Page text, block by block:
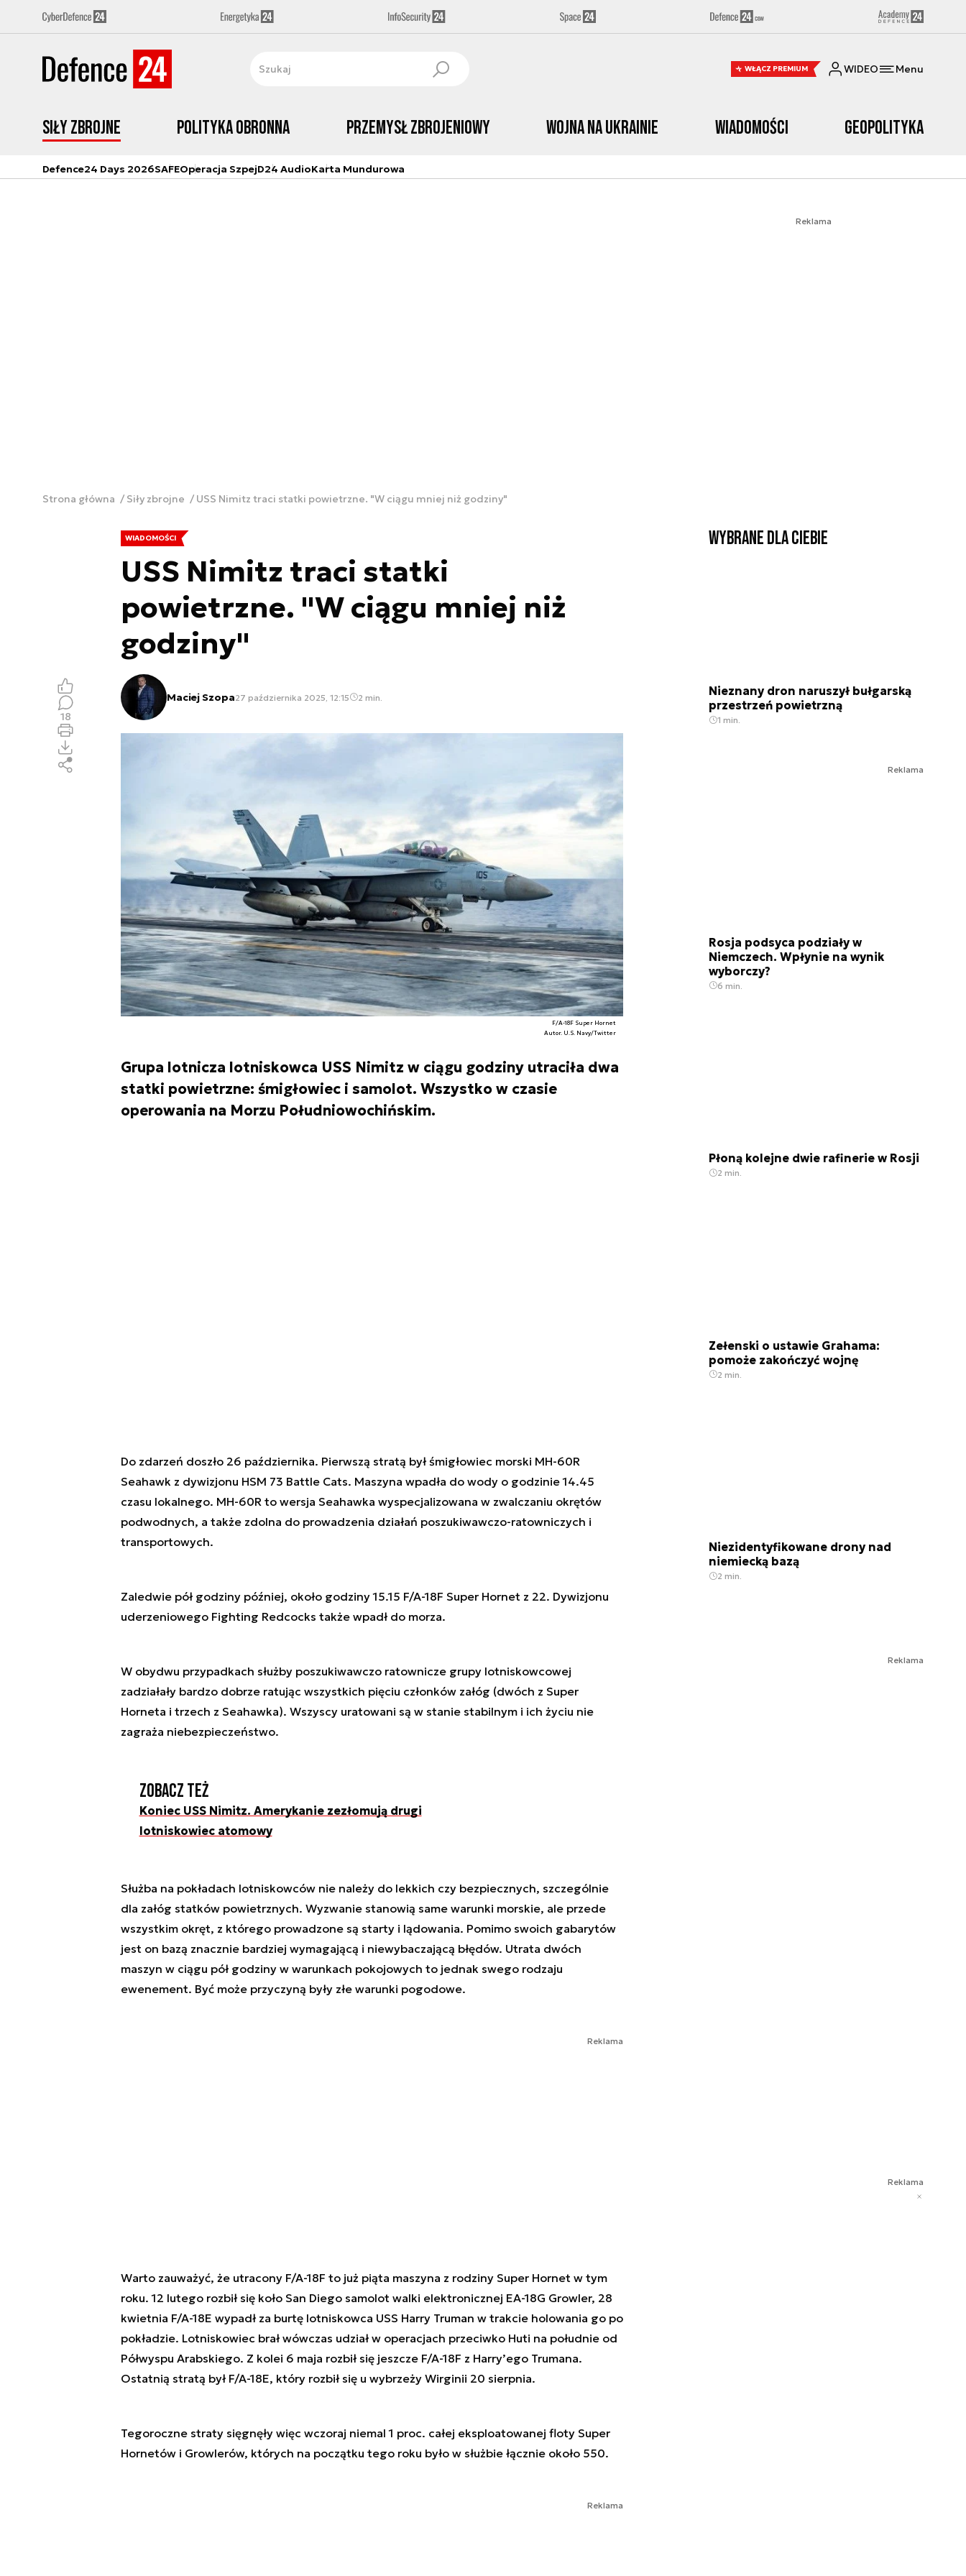
WŁĄCZ PREMIUM WIDEO Menu
Siły zbrojne Polityka obronna Przemysł Zbrojeniowy Wojna na Ukrainie Wiadomości Geopolityka
Defence24 Days 2026SAFEOperacja SzpejD24 AudioKarta Mundurowa
Reklama
Strona główna Siły zbrojne USS Nimitz traci statki powietrzne. "W ciągu mniej niż godziny"
WIADOMOŚCI
USS Nimitz traci statki
powietrzne. "W ciągu mniej niż
godziny"
Maciej Szopa27 października 2025, 12:15 2 min.
F/A-18F Super Hornet
Autor. U.S. Navy/Twitter
Grupa lotnicza lotniskowca USS Nimitz w ciągu godziny utraciła dwa
statki powietrzne: śmigłowiec i samolot. Wszystko w czasie
operowania na Morzu Południowochińskim.
18
Do zdarzeń doszło 26 października. Pierwszą stratą był śmigłowiec morski MH-60R
Seahawk z dywizjonu HSM 73 Battle Cats. Maszyna wpadła do wody o godzinie 14.45
czasu lokalnego. MH-60R to wersja Seahawka wyspecjalizowana w zwalczaniu okrętów
podwodnych, a także zdolna do prowadzenia działań poszukiwawczo-ratowniczych i
transportowych.
Zaledwie pół godziny później, około godziny 15.15 F/A-18F Super Hornet z 22. Dywizjonu
uderzeniowego Fighting Redcocks także wpadł do morza.
W obydwu przypadkach służby poszukiwawczo ratownicze grupy lotniskowcowej
zadziałały bardzo dobrze ratując wszystkich pięciu członków załóg (dwóch z Super
Horneta i trzech z Seahawka). Wszyscy uratowani są w stanie stabilnym i ich życiu nie
zagraża niebezpieczeństwo.
Zobacz też
Koniec USS Nimitz. Amerykanie zezłomują drugi
lotniskowiec atomowy
Służba na pokładach lotniskowców nie należy do lekkich czy bezpiecznych, szczególnie
dla załóg statków powietrznych. Wyzwanie stanowią same warunki morskie, ale przede
wszystkim okręt, z którego prowadzone są starty i lądowania. Pomimo swoich gabarytów
jest on bazą znacznie bardziej wymagającą i niewybaczającą błędów. Utrata dwóch
maszyn w ciągu pół godziny w warunkach pokojowych to jednak swego rodzaju
ewenement. Być może przyczyną były złe warunki pogodowe.
Reklama
Warto zauważyć, że utracony F/A-18F to już piąta maszyna z rodziny Super Hornet w tym
roku. 12 lutego rozbił się koło San Diego samolot walki elektronicznej EA-18G Growler, 28
kwietnia F/A-18E wypadł za burtę lotniskowca USS Harry Truman w trakcie holowania go po
pokładzie. Lotniskowiec brał wówczas udział w operacjach przeciwko Huti na południe od
Półwyspu Arabskiego. Z kolei 6 maja rozbił się jeszcze F/A-18F z Harry’ego Trumana.
Ostatnią stratą był F/A-18E, który rozbił się u wybrzeży Wirginii 20 sierpnia.
Tegoroczne straty sięgnęły więc wczoraj niemal 1 proc. całej eksploatowanej floty Super
Hornetów i Growlerów, których na początku tego roku było w służbie łącznie około 550.
Reklama
Wybrane dla Ciebie
Nieznany dron naruszył bułgarską
przestrzeń powietrzną
1 min.
Reklama
Rosja podsyca podziały w
Niemczech. Wpłynie na wynik
wyborczy?
6 min.
Płoną kolejne dwie rafinerie w Rosji
2 min.
Zełenski o ustawie Grahama:
pomoże zakończyć wojnę
2 min.
Niezidentyfikowane drony nad
niemiecką bazą
2 min.
Reklama
Reklama